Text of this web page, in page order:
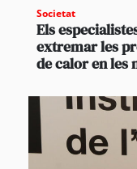
Societat
Els
extremar les
de calor en les